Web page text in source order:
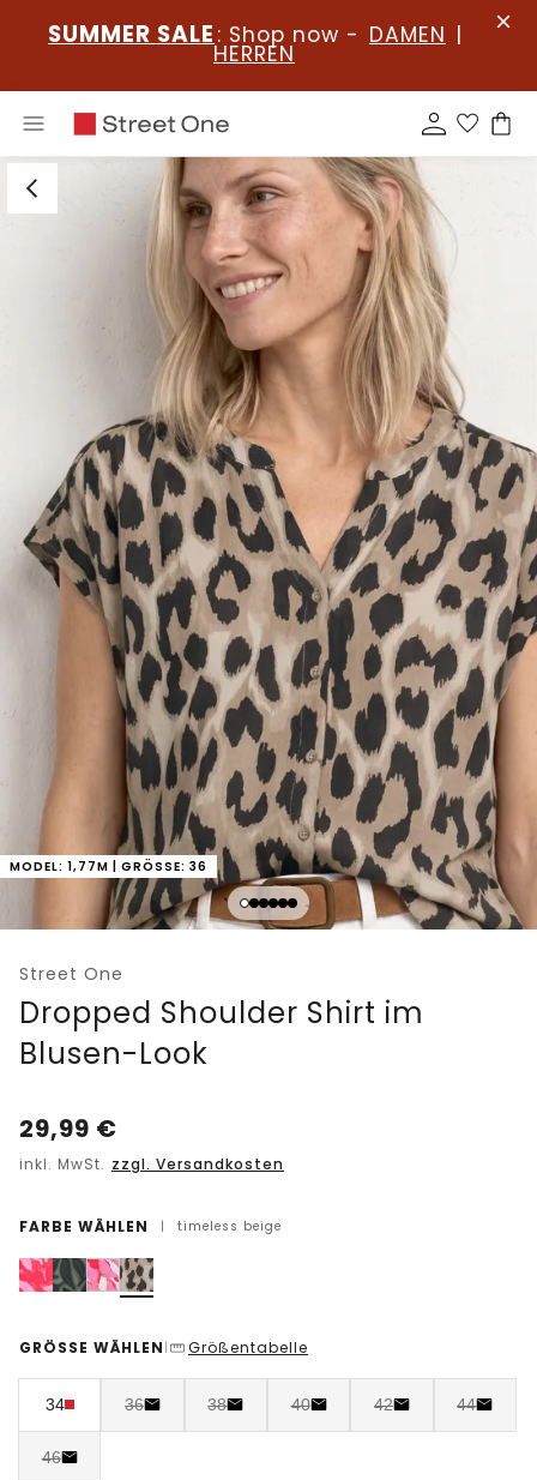
SUMMER SALE : Shop now - DAMEN |
HERREN
MODEL: 1,77M | GRÖSSE: 36
Street One
Dropped Shoulder Shirt im
Blusen-Look
29,99 €
inkl. MwSt. zzgl. Versandkosten
FARBE WÄHLEN | timeless beige
GRÖSSE WÄHLEN | Größentabelle
34 36 38 40 42 44
46